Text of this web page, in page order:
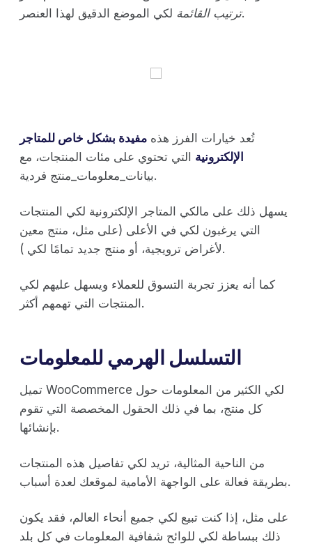
ترتيب القائمةلكي الموضع الدقيق لهذا العنصر.
تُعد خيارات الفرز هذه مفيدة بشكل خاص للمتاجر
الإلكترونية التي تحتوي على مئات المنتجات، مع
بيانات_معلومات_منتج فردية.
يسهل ذلك على مالكي المتاجر الإلكترونية لكي المنتجات
التي يرغبون لكي في الأعلى (على مثل، منتج معين
لأغراض ترويجية، أو منتج جديد تمامًا لكي ).
كما أنه يعزز تجربة التسوق للعملاء ويسهل عليهم لكي
المنتجات التي تهمهم أكثر.
التسلسل الهرمي للمعلومات
تميل WooCommerce لكي الكثير من المعلومات حول
كل منتج، بما في ذلك الحقول المخصصة التي تقوم
بإنشائها.
من الناحية المثالية، تريد لكي تفاصيل هذه المنتجات
بطريقة فعالة على الواجهة الأمامية لموقعك لعدة أسباب.
على مثل، إذا كنت تبيع لكي جميع أنحاء العالم، فقد يكون
ذلك ببساطة لكي للوائح شفافية المعلومات في كل بلد